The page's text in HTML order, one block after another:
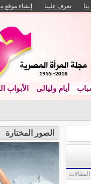
تعرف علينا إنشاء موقع
أيام وليالى الأبواب
الصور المختارة